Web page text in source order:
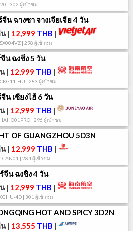
| 302 ผู้เข้าชม
น ฉางซา จางเจียเจี้ย 4 วัน
| 12,999 THB |
| 298 ผู้เข้าชม
น ฉงชิ่ง 5 วัน
| 12,999 THB |
HU | 283 ผู้เข้าชม
น เซี่ยงไฮ้ 6 วัน
| 12,999 THB |
| 296 ผู้เข้าชม
OF GUANGZHOU 5D3N
| 12,999 THB |
CAN01 | 284 ผู้เข้าชม
จีน ฉงชิ่ง 4 วัน
| 12,999 THB |
4D | 301 ผู้เข้าชม
HOT AND SPICY 3D2N
| 13,555 THB |